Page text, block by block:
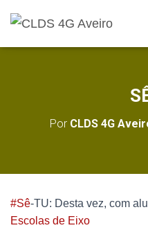
Por CLDS 4G
#Sê-TU: Desta vez, com
Escolas de Eixo